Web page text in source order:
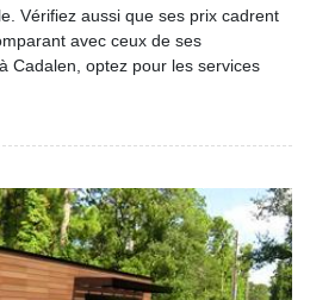
Vérifiez aussi que ses prix cadrent
avec ceux de ses
Cadalen, optez pour les services